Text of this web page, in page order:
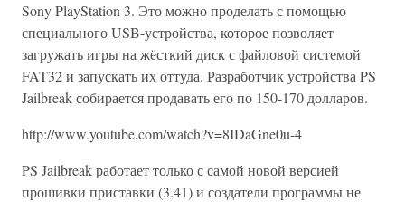
Sony PlayStation 3. Это можно проделать с помощью
специального USB-устройства, которое позволяет
загружать игры на жёсткий диск с файловой системой
FAT32 и запускать их оттуда. Разработчик устройства PS
Jailbreak собирается продавать его по 150-170 долларов.
http://www.youtube.com/watch?v=8IDaGne0u-4
PS Jailbreak работает только с самой новой версией
прошивки приставки (3.41) и создатели программы не